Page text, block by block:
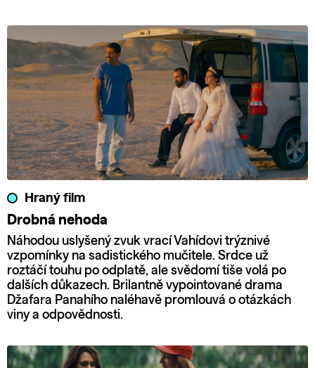
Hraný film
Drobná nehoda
Náhodou uslyšený zvuk vrací Vahídovi trýznivé
vzpomínky na sadistického mučitele. Srdce už
roztáčí touhu po odplatě, ale svědomí tiše volá po
dalších důkazech. Brilantně vypointované drama
Džafara Panahího naléhavě promlouvá o otázkách
viny a odpovědnosti.